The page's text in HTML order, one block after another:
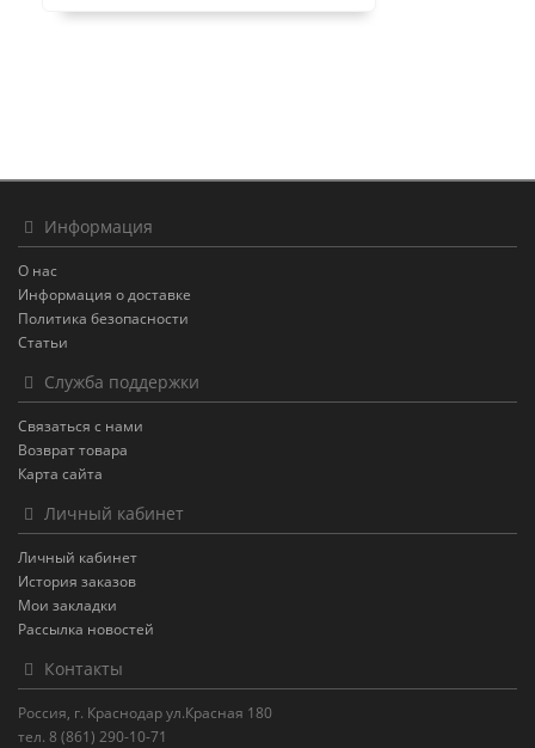
Информация
О нас
Информация о доставке
Политика безопасности
Статьи
Служба поддержки
Связаться с нами
Возврат товара
Карта сайта
Личный кабинет
Личный кабинет
История заказов
Мои закладки
Рассылка новостей
Контакты
Россия, г. Краснодар ул.Красная 180
тел. 8 (861) 290-10-71